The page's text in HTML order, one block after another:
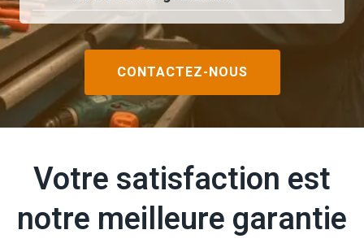
CONTACTEZ-NOUS
Votre satisfaction est
notre meilleure garantie